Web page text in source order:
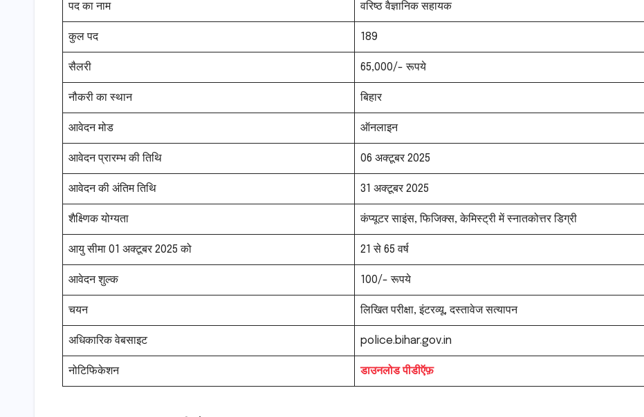
पद का नाम वरिष्ठ वैज्ञानिक सहायक
कुल पद 189
सैलरी 65,000/- रूपये
नौकरी का स्थान बिहार
आवेदन मोड ऑनलाइन
आवेदन प्रारम्भ की तिथि 06 अक्टूबर 2025
आवेदन की अंतिम तिथि 31 अक्टूबर 2025
शैक्ष्णिक योग्यता कंप्यूटर साइंस, फिजिक्स, केमिस्ट्री में स्नातकोत्तर डिग्री
आयु सीमा 01 अक्टूबर 2025 को 21 से 65 वर्ष
आवेदन शुल्क 100/- रूपये
चयन लिखित परीक्षा, इंटरव्यू, दस्तावेज सत्यापन
अधिकारिक वेबसाइट police.bihar.gov.in
नोटिफिकेशन डाउनलोड पीडीऍफ़